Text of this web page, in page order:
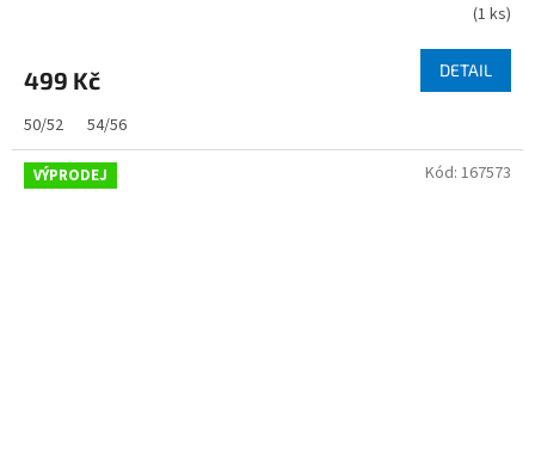
(1 ks)
499 Kč DETAIL
50/52 54/56
VÝPRODEJ Kód: 167573